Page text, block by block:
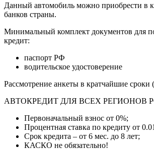
Данный автомобиль можно приобрести в
банков страны.
Минимальный комплект документов для
кредит:
паспорт РФ
водительское удостоверение
Рассмотрение анкеты в кратчайшие сроки
АВТОКРЕДИТ ДЛЯ ВСЕХ РЕГИОНОВ
Первоначальный взнос от 0%;
Процентная ставка по кредиту от
Срок кредита – от 6 мес. до 8 лет;
КАСКО не обязательно!